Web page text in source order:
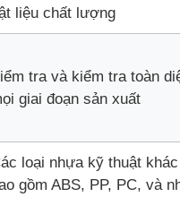
xe hơi
ô tô bằng nhựa
liệu chất lượng
tra và kiểm tra toàn
giai đoạn sản xuất
loại nhựa kỹ thuật
gồm ABS, PP, PC, và